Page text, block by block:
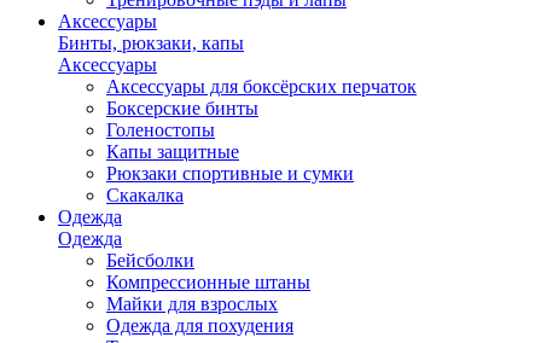
Аксессуары
Бинты, рюкзаки, капы
Аксессуары
Аксессуары для боксёрских перчаток
Боксерские бинты
Голеностопы
Капы защитные
Рюкзаки спортивные и сумки
Скакалка
Одежда
Одежда
Бейсболки
Компрессионные штаны
Майки для взрослых
Одежда для похудения